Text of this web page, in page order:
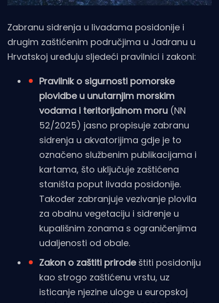
Zabranu sidrenja u livadama posidonije i
drugim zaštićenim područjima u Jadranu u
Hrvatskoj uređuju sljedeći pravilnici i zakoni:
Pravilnik o sigurnosti pomorske
plovidbe u unutarnjim morskim
vodama i teritorijalnom moru (NN
52/2025) jasno propisuje zabranu
sidrenja u akvatorijima gdje je to
označeno službenim publikacijama i
kartama, što uključuje zaštićena
staništa poput livada posidonije.
Također zabranjuje vezivanje plovila
za obalnu vegetaciju i sidrenje u
kupališnim zonama s ograničenjima
udaljenosti od obale.
Zakon o zaštiti prirodeštiti posidoniju
kao strogo zaštićenu vrstu, uz
isticanje njezine uloge u europskoj